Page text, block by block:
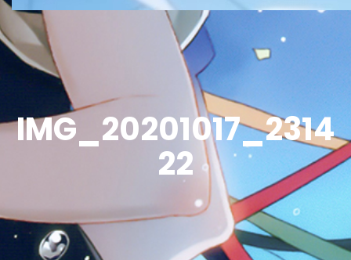
IMG_20201017_2314
22